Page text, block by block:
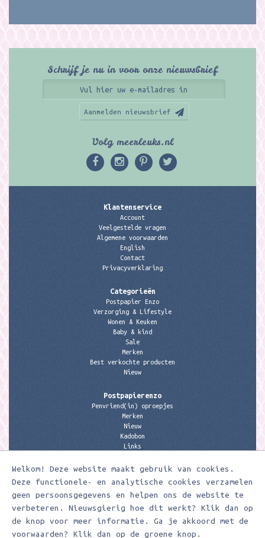
Welkom! Deze website maakt gebruik van cookies.
Deze functionele- en analytische cookies verzamelen
geen persoonsgegevens en helpen ons de website te
verbeteren. Nieuwsgierig hoe dit werkt? Klik dan op
de knop voor meer informatie. Ga je akkoord met de
voorwaarden? Klik dan op de groene knop.
Schrijf je nu in voor onze nieuwsbrief
Aanmelden nieuwsbrief
Volg meerleuks.nl
Klantenservice
Account
Veelgestelde vragen
Algemene voorwaarden
English
Contact
Privacyverklaring
Categorieën
Postpapier Enzo
Verzorging & Lifestyle
Wonen & Keuken
Baby & kind
Sale
Merken
Best verkochte producten
Nieuw
Postpapierenzo
Penvriend(in) oproepjes
Merken
Nieuw
Kadobon
Links
Contactgegevens
Meerleuks
anita@meerleuks.nl
06 – 107 163 36
KVK nummer: 58807179
BTW nummer: 853190859B01